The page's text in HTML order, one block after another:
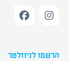
הרשמו לניוזלטר